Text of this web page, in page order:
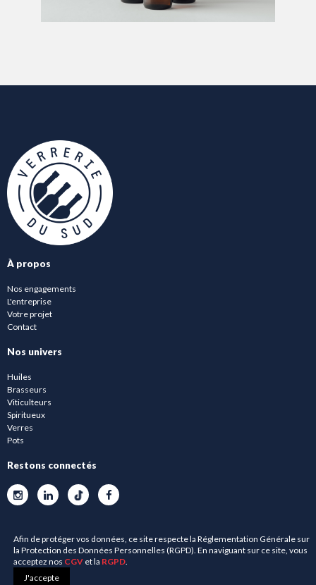
À propos
Nos engagements
L'entreprise
Votre projet
Contact
Nos univers
Huiles
Brasseurs
Viticulteurs
Spiritueux
Verres
Pots
Restons connectés
© 2023 VERRERIE DU SUD -
Afin de protéger vos données, ce site respecte la Réglementation Générale sur
la Protection des Données Personnelles (RGPD). En naviguant sur ce site, vous
acceptez nos CGV et la RGPD
J'accepte